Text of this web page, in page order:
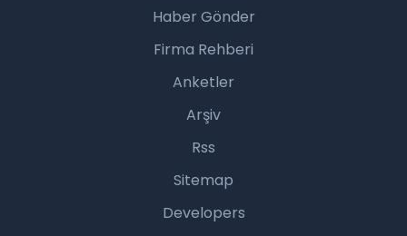
Haber Gönder
Firma Rehberi
Anketler
Arşiv
Rss
Sitemap
Developers